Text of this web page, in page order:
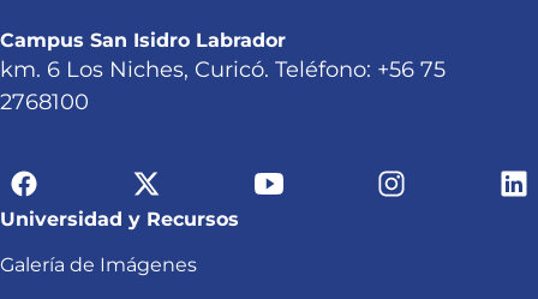
Campus San Isidro Labrador
km. 6 Los Niches, Curicó. Teléfono: +56 75
2768100
Universidad y Recursos
Galería de Imágenes